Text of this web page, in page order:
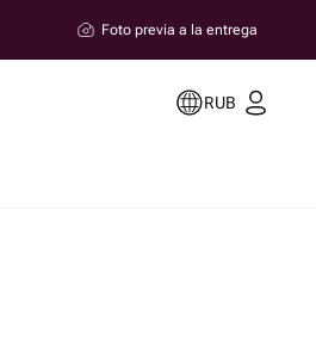
Foto previa a la entrega
RUB